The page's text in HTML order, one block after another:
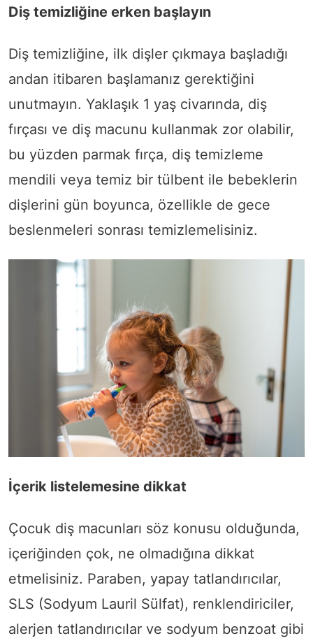
Diş temizliğine erken başlayın
Diş temizliğine, ilk dişler çıkmaya başladığı
andan itibaren başlamanız gerektiğini
unutmayın. Yaklaşık 1 yaş civarında, diş
fırçası ve diş macunu kullanmak zor olabilir,
bu yüzden parmak fırça, diş temizleme
mendili veya temiz bir tülbent ile bebeklerin
dişlerini gün boyunca, özellikle de gece
beslenmeleri sonrası temizlemelisiniz.
İçerik listelemesine dikkat
Çocuk diş macunları söz konusu olduğunda,
içeriğinden çok, ne olmadığına dikkat
etmelisiniz. Paraben, yapay tatlandırıcılar,
SLS (Sodyum Lauril Sülfat), renklendiriciler,
alerjen tatlandırıcılar ve sodyum benzoat gibi